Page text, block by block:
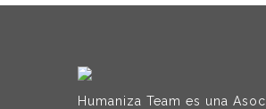
Humaniza Team es una